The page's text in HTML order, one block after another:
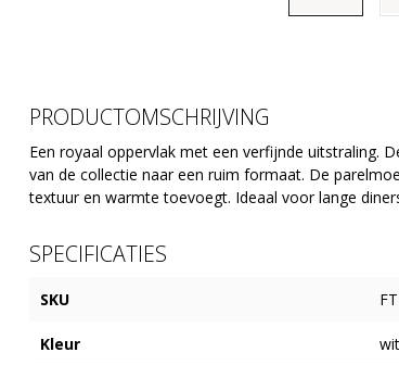
PRODUCTOMSCHRIJVING
Een royaal oppervlak met een verfijnde uitstraling.
van de collectie naar een ruim formaat. De
textuur en warmte toevoegt. Ideaal voor lange
SPECIFICATIES
SKU
Kleur wit